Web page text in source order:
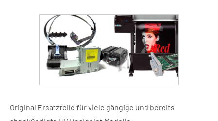
Original Ersatzteile für viele gängige und bereits